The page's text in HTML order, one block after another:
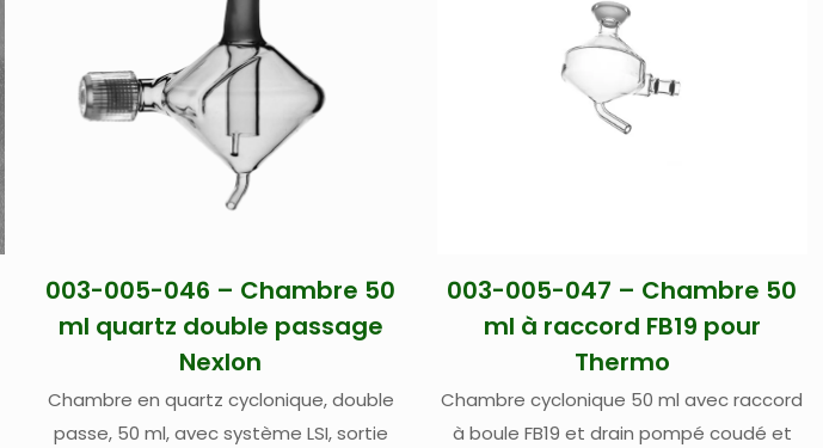
003-005-046 – Chambre 50
ml quartz double passage
NexIon
Chambre en quartz cyclonique, double
passe, 50 ml, avec système LSI, sortie
003-005-047 – Chambre 50
ml à raccord FB19 pour
Thermo
Chambre cyclonique 50 ml avec raccord
à boule FB19 et drain pompé coudé et